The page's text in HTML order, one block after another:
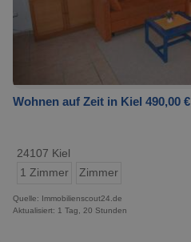
Wohnen auf Zeit in Kiel 490,00 €
24107 Kiel
1 Zimmer
Zimmer
Quelle: Immobilienscout24.de
Aktualisiert: 1 Tag, 20 Stunden